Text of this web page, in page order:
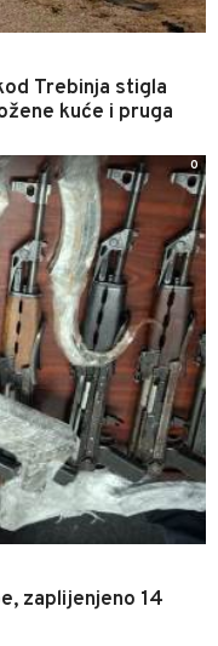
Trebinja stigla
kuće i pruga
zaplijenjeno 14
0